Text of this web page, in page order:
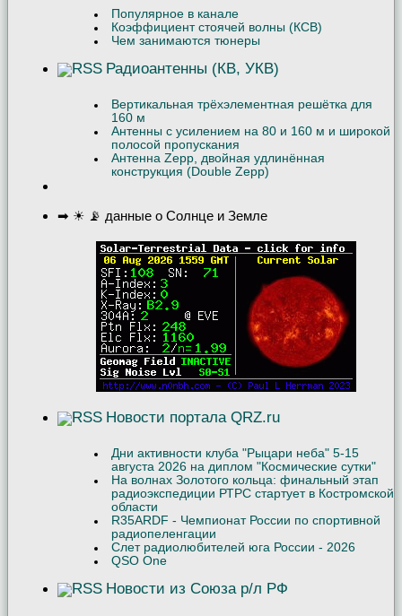
Популярное в канале
Коэффициент стоячей волны (КСВ)
Чем занимаются тюнеры
Радиоантенны (КВ, УКВ)
Вертикальная трёхэлементная решётка для
160 м
Антенны с усилением на 80 и 160 м и широкой
полосой пропускания
Антенна Zepp, двойная удлинённая
конструкция (Double Zepp)
➡ ☀ 📡 данные о Солнце и Земле
Новости портала QRZ.ru
Дни активности клуба "Рыцари неба" 5-15
августа 2026 на диплом "Космические сутки"
На волнах Золотого кольца: финальный этап
радиоэкспедиции РТРС стартует в Костромской
области
R35ARDF - Чемпионат России по спортивной
радиопеленгации
Слет радиолюбителей юга России - 2026
QSO One
Новости из Союза р/л РФ